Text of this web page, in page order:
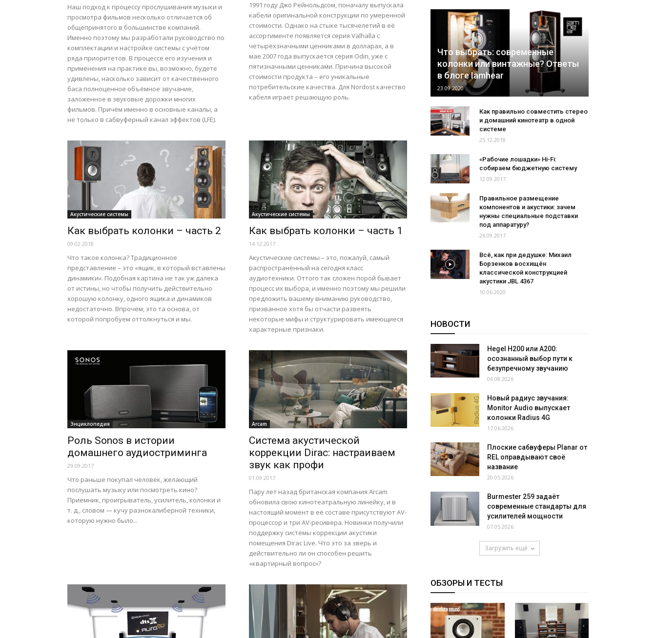
Наш подход к процессу прослушивания музыки и
просмотра фильмов несколько отличается об
общепринятого в большинстве компаний.
Именно поэтому мы разработали руководство по
комплектации и настройке системы с учётом
ряда приоритетов. В процессе его изучения и
применения на практике вы, возможно, будете
удивлены, насколько зависит от качественного
баса полноценное объёмное звучание,
заложенное в звуковые дорожки многих
фильмов. Причём именно в основные каналы, а
не только в сабвуферный канал эффектов (LFE).
1991 году Джо Рейнольдсом, поначалу выпускала
кабели оригинальной конструкции по умеренной
стоимости. Однако на стыке тысячелетий в её
ассортименте появляется серия Valhalla с
четырёхзначными ценниками в долларах, а в
мае 2007 года выпускается серия Odin, уже с
пятизначными ценниками. Причина высокой
стоимости продукта – его уникальные
потребительские качества. Для Nordost качество
кабеля играет решающую роль.
Акустические системы
Как выбрать колонки – часть 2
09.02.2018
Что такое колонка? Традиционное
представление – это «ящик, в который вставлены
динамики». Подобная картина не так уж далека
от истины, но чтобы получить действительно
хорошую колонку, одного ящика и динамиков
недостаточно. Впрочем, это та основа, от
которой попробуем оттолкнуться и мы.
Акустические системы
Как выбрать колонки – часть 1
14.12.2017
Акустические системы – это, пожалуй, самый
распространённый на сегодня класс
аудиотехники. Оттого так сложен порой бывает
процесс их выбора, и именно поэтому мы решили
предложить вашему вниманию руководство,
призванное хотя бы отчасти развеять
некоторые мифы и структурировать имеющиеся
характерные признаки.
Энциклопедия
Роль Sonos в истории
домашнего аудиостриминга
29.09.2017
Что раньше покупал человек, желающий
послушать музыку или посмотреть кино?
Приемник, проигрыватель, усилитель, колонки и
т. д., словом — кучу разнокалиберной техники,
которую нужно было...
Arcam
Система акустической
коррекции Dirac: настраиваем
звук как профи
01.09.2017
Пару лет назад британская компания Arcam
обновила свою кинотеатральную линейку, и в
настоящий момент в её составе присутствуют AV-
процессор и три AV-ресивера. Новинки получили
поддержку системы коррекции акустики
помещения Dirac Live. Что это за зверь и
действительно ли он способен решить
«квартирный вопрос»?
Что выбрать: современные
колонки или винтажные? Ответы
в блоге Iamhear
23.09.2020
Как правильно совместить стерео
и домашний кинотеатр в одной
системе
25.12.2018
«Рабочие лошадки» Hi-Fi:
собираем бюджетную систему
12.09.2017
Правильное размещение
компонентов и акустики: зачем
нужны специальные подставки
под аппаратуру?
26.09.2017
Всё, как при дедушке: Михаил
Борзенков восхищён
классической конструкцией
акустики JBL 4367
10.06.2020
НОВОСТИ
Hegel H200 или A200:
осознанный выбор пути к
безупречному звучанию
06.08.2026
Новый радиус звучания:
Monitor Audio выпускает
колонки Radius 4G
17.06.2026
Плоские сабвуферы Planar от
REL оправдывают своё
название
20.05.2026
Burmester 259 задаёт
современные стандарты для
усилителей мощности
07.05.2026
Загрузить ещё
ОБЗОРЫ И ТЕСТЫ